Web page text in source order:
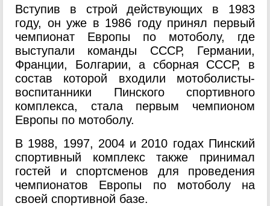
Вступив в строй действующих в 1983
году, он уже в 1986 году принял первый
чемпионат Европы по мотоболу, где
выступали команды СССР, Германии,
Франции, Болгарии, а сборная СССР, в
состав которой входили мотоболисты-
воспитанники Пинского спортивного
комплекса, стала первым чемпионом
Европы по мотоболу.
В 1988, 1997, 2004 и 2010 годах Пинский
спортивный комплекс также принимал
гостей и спортсменов для проведения
чемпионатов Европы по мотоболу на
своей спортивной базе.